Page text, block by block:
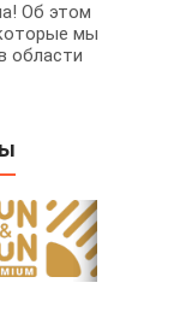
Об этом
мы
области